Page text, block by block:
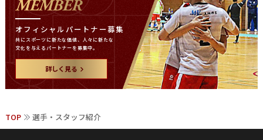
オフィシャルパートナー募集
共にスポーツに新たな価値、
人々に新たな
文化を与える パートナーを募集中。
詳しく見る
TOP 選手・スタッフ紹介